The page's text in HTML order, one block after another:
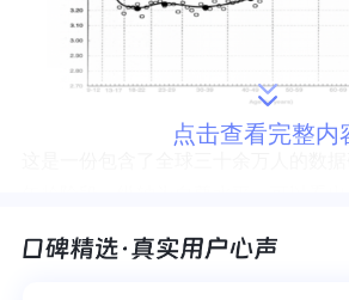
且，男性自尊水平在大部分的人生阶
点击查看完整内